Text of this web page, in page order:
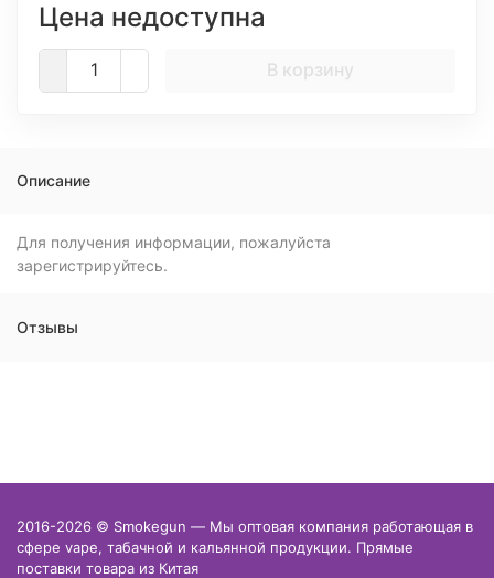
Цена недоступна
В корзину
Описание
Для получения информации, пожалуйста
зарегистрируйтесь.
Отзывы
2016-2026 © Smokegun — Мы оптовая компания работающая в
сфере vape, табачной и кальянной продукции. Прямые
поставки товара из Китая